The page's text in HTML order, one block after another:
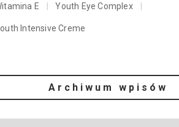
E Youth Eye Complex
Intensive Creme
Archiwum wpisów